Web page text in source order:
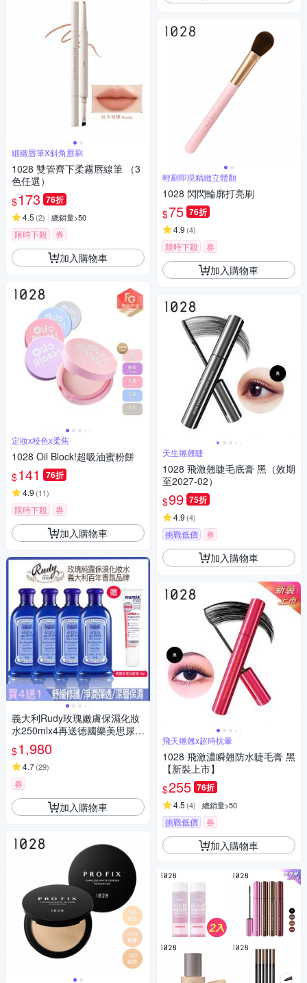
細緻唇筆X斜角唇刷
1028 雙管齊下柔霧唇線筆 （3
色任選）
$173 76折
4.5 (2) 總銷量>50
限時下殺 券
加入購物車
定妝x校色x柔焦
1028 Oil Block!超吸油蜜粉餅
$141 76折
4.9 (11)
限時下殺 券
加入購物車
義大利Rudy玫瑰嫩膚保濕化妝
水250mlx4再送德國樂美思尿素
5%玻尿酸眼霜15ml
$1,980
4.7(29)
券
加入購物車
輕刷即現精緻立體顏
1028 閃閃輪廓打亮刷
$75 76折
4.9 (4)
限時下殺 券
加入購物車
天生捲翹睫
1028 飛激翹睫毛底膏 黑（效期
至2027-02）
$99 75折
4.9 (4)
挑戰低價 券
加入購物車
飛天捲翹x超時抗暈
1028 飛激濃瞬翹防水睫毛膏 黑
【新裝上市】
$255 76折
4.5 (4) 總銷量>50
挑戰低價 券
加入購物車